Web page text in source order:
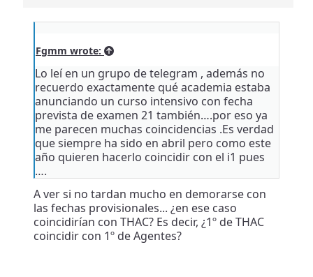
Fgmm wrote:
Lo leí en un grupo de telegram , además no
recuerdo exactamente qué academia estaba
anunciando un curso intensivo con fecha
prevista de examen 21 también….por eso ya
me parecen muchas coincidencias .Es verdad
que siempre ha sido en abril pero como este
año quieren hacerlo coincidir con el i1 pues
….
A ver si no tardan mucho en demorarse con
las fechas provisionales... ¿en ese caso
coincidirían con THAC? Es decir, ¿1º de THAC
coincidir con 1º de Agentes?